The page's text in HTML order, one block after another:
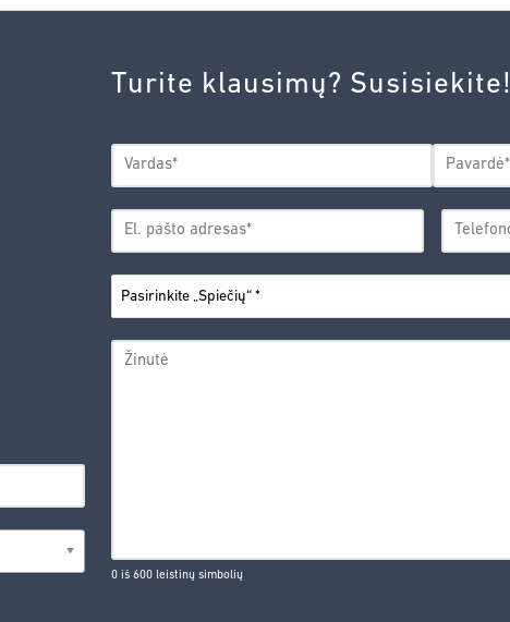
Turite klausimų? Susisiekite!
VARDAS
EL.
ADRESAS*
TELEFONO
NUMERIS*
PASIRINKITE
„SPIEČIŲ“*
ŽINUTĖ
0 iš 600 leistinų simbolių